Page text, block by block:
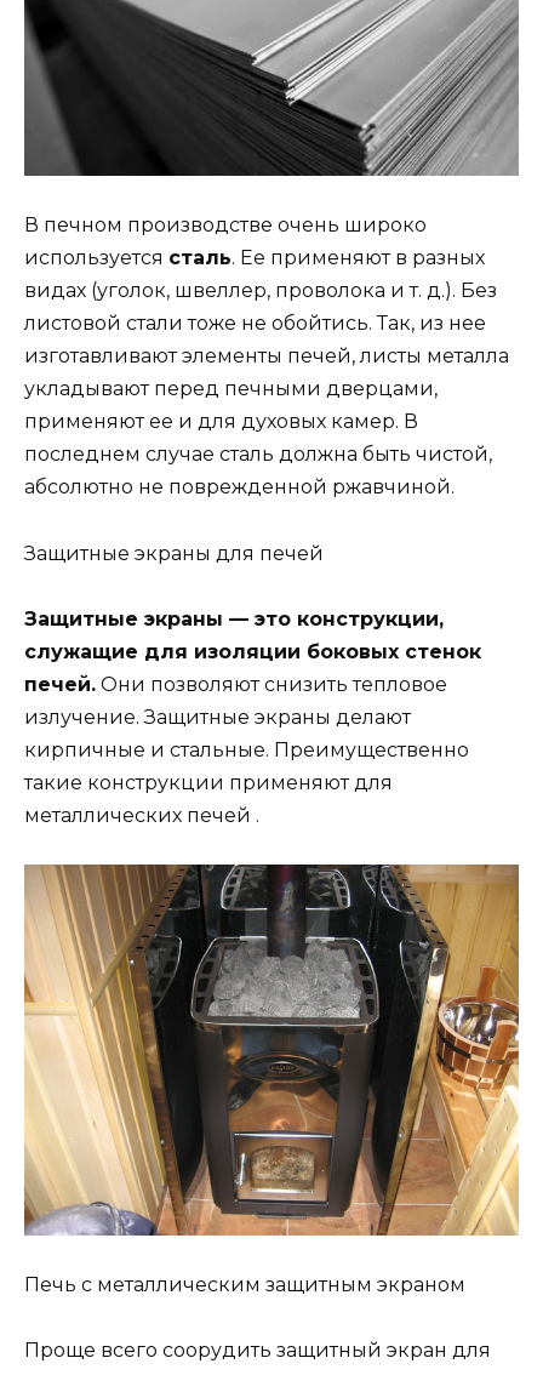
В печном производстве очень широко
используется сталь. Ее применяют в разных
видах (уголок, швеллер, проволока и т. д.). Без
листовой стали тоже не обойтись. Так, из нее
изготавливают элементы печей, листы металла
укладывают перед печными дверцами,
применяют ее и для духовых камер. В
последнем случае сталь должна быть чистой,
абсолютно не поврежденной ржавчиной.
Защитные экраны для печей
Защитные экраны — это конструкции,
служащие для изоляции боковых стенок
печей. Они позволяют снизить тепловое
излучение. Защитные экраны делают
кирпичные и стальные. Преимущественно
такие конструкции применяют для
металлических печей .
Печь с металлическим защитным экраном
Проще всего соорудить защитный экран для